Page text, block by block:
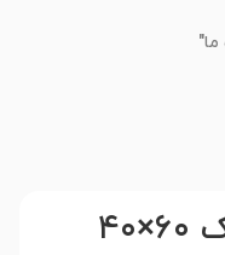
پرس چاپ هیدرولیک ۶۰×۴۰